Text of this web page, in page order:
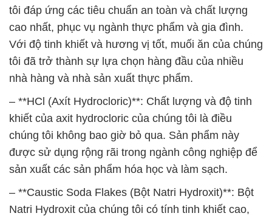
tôi đáp ứng các tiêu chuẩn an toàn và chất lượng
cao nhất, phục vụ ngành thực phẩm và gia đình.
Với độ tinh khiết và hương vị tốt, muối ăn của chúng
tôi đã trở thành sự lựa chọn hàng đầu của nhiều
nhà hàng và nhà sản xuất thực phẩm.
– **HCl (Axít Hydrocloric)**: Chất lượng và độ tinh
khiết của axit hydrocloric của chúng tôi là điều
chúng tôi không bao giờ bỏ qua. Sản phẩm này
được sử dụng rộng rãi trong ngành công nghiệp để
sản xuất các sản phẩm hóa học và làm sạch.
– **Caustic Soda Flakes (Bột Natri Hydroxit)**: Bột
Natri Hydroxit của chúng tôi có tính tinh khiết cao,